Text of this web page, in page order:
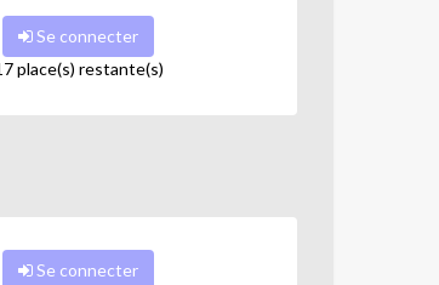
pour apporter sa touche
Se connecter
place(s) restante(s)
Se connecter